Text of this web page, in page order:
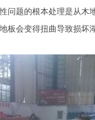
问题的根本处理是从
板会变得扭曲导致损